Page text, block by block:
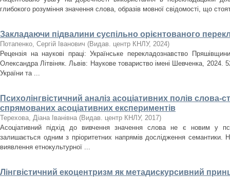
глибокого розуміння значення слова, образів мовної свідомості, що
Закладаючи підвалини суспільно орієнтованого
Потапенко, Сергій Іванович (Видав. центр КНЛУ, 2024)
Рецензія на наукові праці: Українське перекладознавство
Олександра Літвіняк. Львів: Наукове товариство імені Шевченка, 2024.
України та ...
Психолінгвістичний аналіз асоціативних полів
спрямованих асоціативних експериментів
Терехова, Діана Іванівна (Видав. центр КНЛУ, 2017)
Асоціативний підхід до вивчення значення слова не є новим у
залишається одним з пріоритетних напрямів дослідження семантики.
виявлення етнокультурної ...
Лінгвістичний екоцентризм як метадискурсивний